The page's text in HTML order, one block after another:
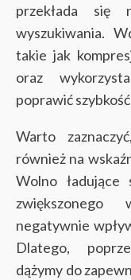
przekłada
wyszukiwania.
takie jak
oraz
poprawić
Warto
również na
Wolno
zwiększonego
negatywnie
Dlatego,
dążymy do